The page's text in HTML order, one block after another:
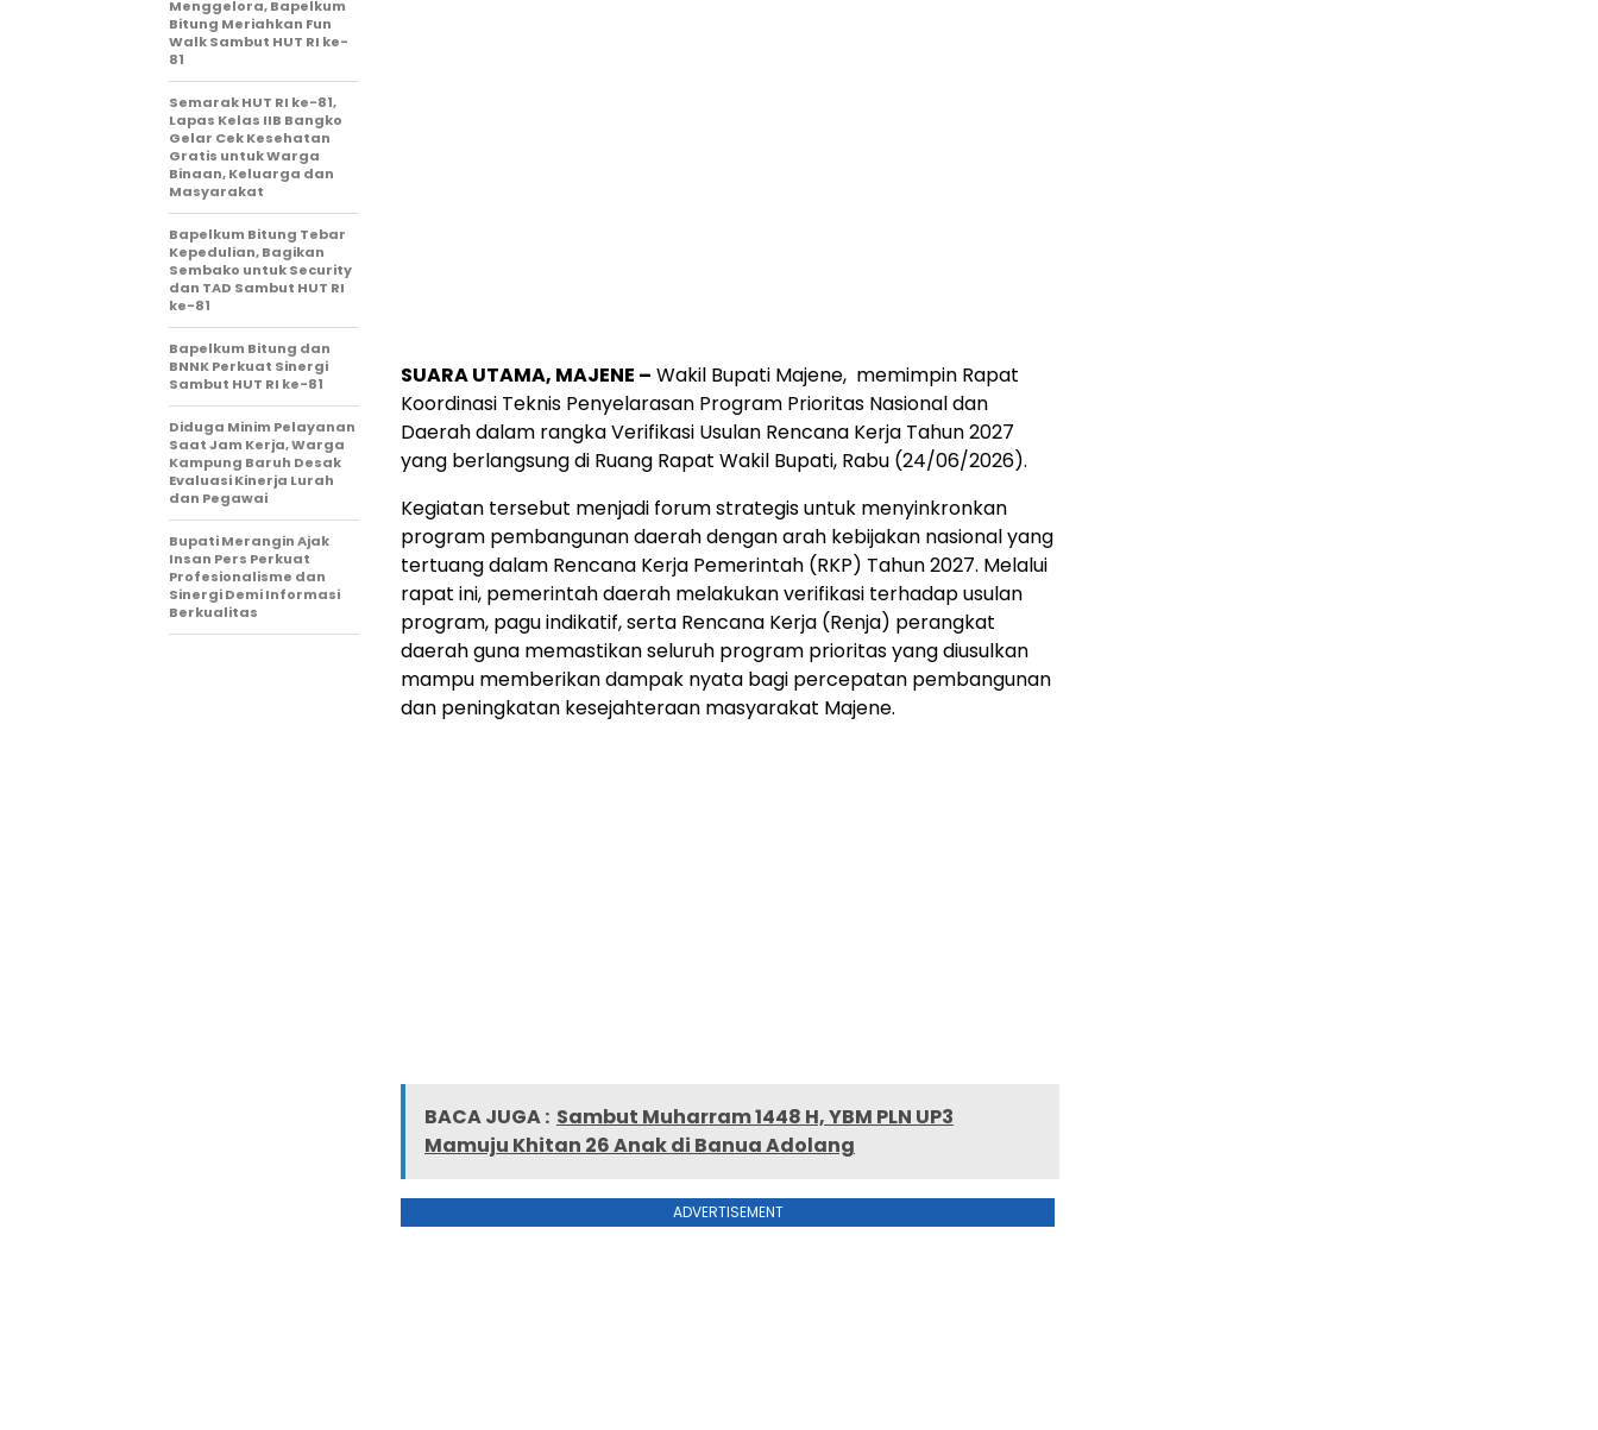
SUARA UTAMA, MAJENE – Wakil Bupati Majene, memimpin Rapat
Koordinasi Teknis Penyelarasan Program Prioritas Nasional dan
Daerah dalam rangka Verifikasi Usulan Rencana Kerja Tahun 2027
yang berlangsung di Ruang Rapat Wakil Bupati, Rabu (24/06/2026).
Kegiatan tersebut menjadi forum strategis untuk menyinkronkan
program pembangunan daerah dengan arah kebijakan nasional yang
tertuang dalam Rencana Kerja Pemerintah (RKP) Tahun 2027. Melalui
rapat ini, pemerintah daerah melakukan verifikasi terhadap usulan
program, pagu indikatif, serta Rencana Kerja (Renja) perangkat
daerah guna memastikan seluruh program prioritas yang diusulkan
mampu memberikan dampak nyata bagi percepatan pembangunan
dan peningkatan kesejahteraan masyarakat Majene.
BACA JUGA : Sambut Muharram 1448 H, YBM PLN UP3
Mamuju Khitan 26 Anak di Banua Adolang
ADVERTISEMENT
Menggelora, Bapelkum
Bitung Meriahkan Fun
Walk Sambut HUT RI ke-
81
Semarak HUT RI ke-81,
Lapas Kelas IIB Bangko
Gelar Cek Kesehatan
Gratis untuk Warga
Binaan, Keluarga dan
Masyarakat
Bapelkum Bitung Tebar
Kepedulian, Bagikan
Sembako untuk Security
dan TAD Sambut HUT RI
ke-81
Bapelkum Bitung dan
BNNK Perkuat Sinergi
Sambut HUT RI ke-81
Diduga Minim Pelayanan
Saat Jam Kerja, Warga
Kampung Baruh Desak
Evaluasi Kinerja Lurah
dan Pegawai
Bupati Merangin Ajak
Insan Pers Perkuat
Profesionalisme dan
Sinergi Demi Informasi
Berkualitas